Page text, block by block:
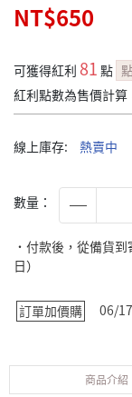
NT$650
可獲得紅利 81 點
紅利點數為售價計
線上庫存: 熱賣中
數量：
˙付款後，從備貨到
日）
訂單加價購 06/
商品介紹